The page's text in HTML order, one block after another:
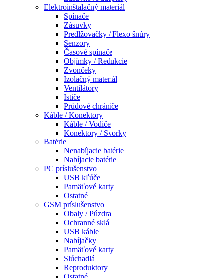
Elektroinštalačný materiál
Spínače
Zásuvky
Predlžovačky / Flexo šnúry
Senzory
Časové spínače
Objímky / Redukcie
Zvončeky
Izolačný materiál
Ventilátory
Ističe
Prúdové chrániče
Káble / Konektory
Káble / Vodiče
Konektory / Svorky
Batérie
Nenabíjacie batérie
Nabíjacie batérie
PC príslušenstvo
USB kľúče
Pamäťové karty
Ostatné
GSM príslušenstvo
Obaly / Púzdra
Ochranné sklá
USB káble
Nabíjačky
Pamäťové karty
Slúchadlá
Reproduktory
Ostatné